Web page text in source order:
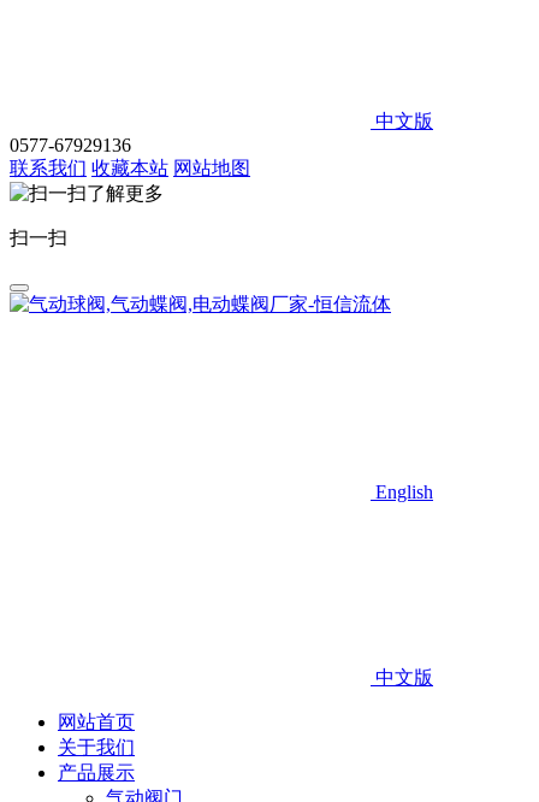
中文版
0577-67929136
联系我们 收藏本站 网站地图
扫一扫
English
中文版
网站首页
关于我们
产品展示
气动阀门